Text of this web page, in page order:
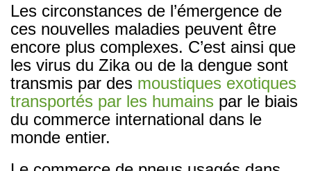
Les circonstances de l’émergence de
ces nouvelles maladies peuvent être
encore plus complexes. C’est ainsi que
les virus du Zika ou de la dengue sont
transmis par des moustiques exotiques
transportés par les humains par le biais
du commerce international dans le
monde entier.